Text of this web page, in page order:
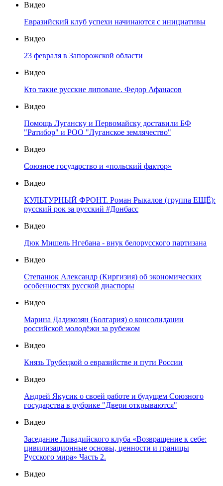
Видео
Евразийский клуб успехи начинаются с инициативы
Видео
23 февраля в Запорожской области
Видео
Кто такие русские липоване. Федор Афанасов
Видео
Помощь Луганску и Первомайску доставили БФ
"Ратибор" и РОО "Луганское землячество"
Видео
Союзное государство и «польский фактор»
Видео
КУЛЬТУРНЫЙ ФРОНТ. Роман Рыкалов (группа ЕЩЁ):
русский рок за русский #Донбасс
Видео
Дюк Мишель Нгебана - внук белорусского партизана
Видео
Степанюк Александр (Киргизия) об экономических
особенностях русской диаспоры
Видео
Марина Дадикозян (Болгария) о консолидации
российской молодёжи за рубежом
Видео
Князь Трубецкой о евразийстве и пути России
Видео
Андрей Якусик о своей работе и будущем Союзного
государства в рубрике "Двери открываются"
Видео
Заседание Ливадийского клуба «Возвращение к себе:
цивилизационные основы, ценности и границы
Русского мира» Часть 2.
Видео